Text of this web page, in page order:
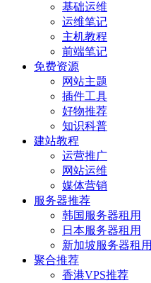
基础运维
运维笔记
主机教程
前端笔记
免费资源
网站主题
插件工具
好物推荐
知识科普
建站教程
运营推广
网站运维
媒体营销
服务器推荐
韩国服务器租用
日本服务器租用
新加坡服务器租用
聚合推荐
香港VPS推荐